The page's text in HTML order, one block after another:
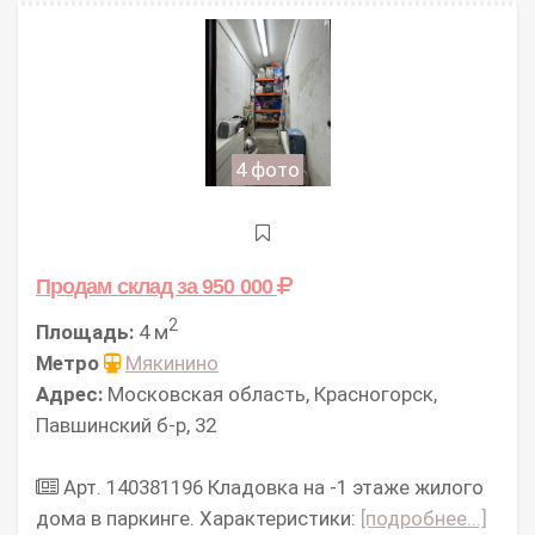
4 фото
Продам складза 950 000
Площадь: 4 м2
Метро
Мякинино
Адрес: Московская область, Красногорск,
Павшинский б-р, 32
Арт. 140381196 Кладовка на -1 этаже жилого
дома в паркинге. Характеристики: [подробнее...]